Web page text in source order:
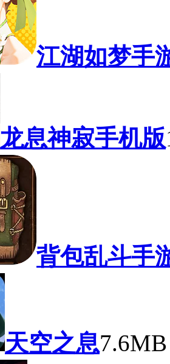
江湖如梦手
龙息神寂手机版
背包乱斗手
天空之息